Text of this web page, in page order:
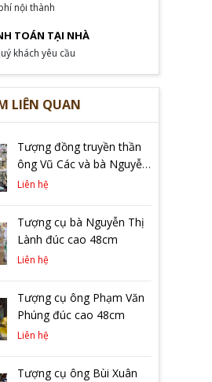
nội thành
TOÁN TẠI NHÀ
khách yêu cầu
LIÊN QUAN
Tượng đồng truyền thần
ông Vũ Các và bà Nguyễn
Thị Dựng đúc liền khối
Liên hệ
Tượng cụ bà Nguyễn Thị
Lành đúc cao 48cm
Liên hệ
Tượng cụ ông Phạm Văn
Phúng đúc cao 48cm
Liên hệ
Tượng cụ ông Bùi Xuân